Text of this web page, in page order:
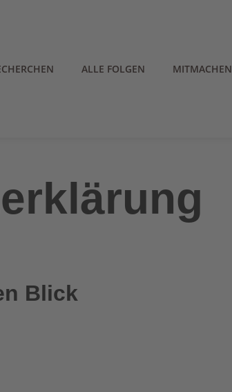
ALLE FOLGEN MITMACHEN
Blick